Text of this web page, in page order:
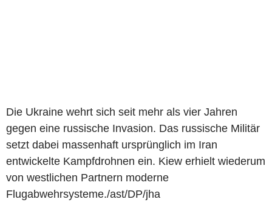
Die Ukraine wehrt sich seit mehr als vier Jahren
gegen eine russische Invasion. Das russische Militär
setzt dabei massenhaft ursprünglich im Iran
entwickelte Kampfdrohnen ein. Kiew erhielt wiederum
von westlichen Partnern moderne
Flugabwehrsysteme./ast/DP/jha